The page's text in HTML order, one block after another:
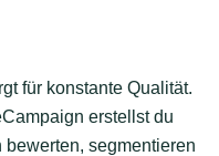
für konstante Qualität.
erstellst du
segmentieren